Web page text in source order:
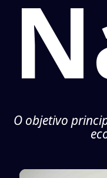
O objetivo